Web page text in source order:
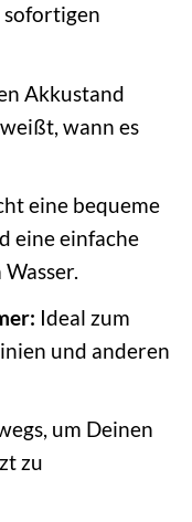
Akkustand
wann es
eine bequeme
eine einfache
Ideal zum
und anderen
um Deinen
zu